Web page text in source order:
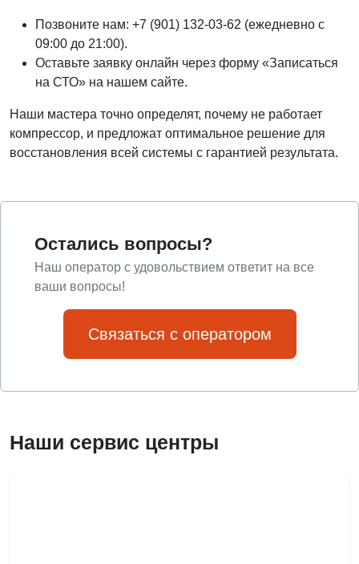
Позвоните нам: +7 (901) 132-03-62 (ежедневно с
09:00 до 21:00).
Оставьте заявку онлайн через форму «Записаться
на СТО» на нашем сайте.
Наши мастера точно определят, почему не работает
компрессор, и предложат оптимальное решение для
восстановления всей системы с гарантией результата.
Остались вопросы?
Наш оператор с удовольствием ответит на все
ваши вопросы!
Связаться с оператором
Наши сервис центры